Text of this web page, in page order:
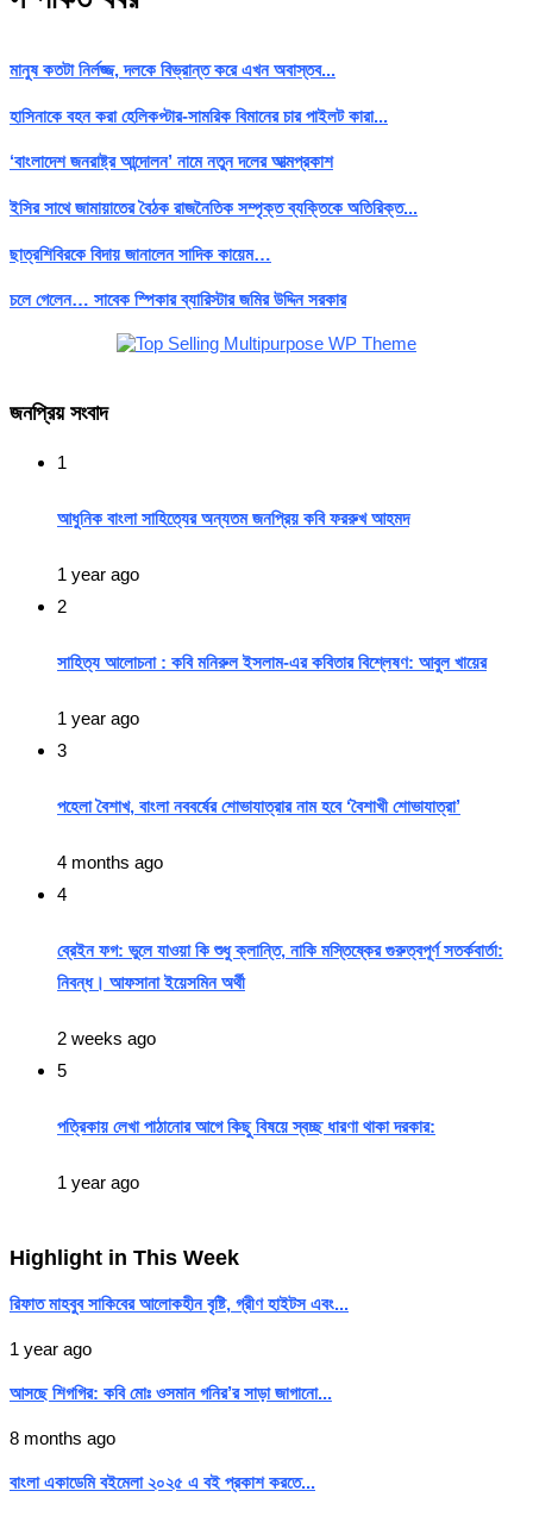
মানুষ কতটা নির্লজ্জ, দলকে বিভ্রান্ত করে এখন অবাস্তব...
হাসিনাকে বহন করা হেলিকপ্টার-সামরিক বিমানের চার পাইলট কারা...
‘বাংলাদেশ জনরাষ্ট্র আন্দোলন’ নামে নতুন দলের আত্মপ্রকাশ
ইসির সাথে জামায়াতের বৈঠক রাজনৈতিক সম্পৃক্ত ব্যক্তিকে অতিরিক্ত...
ছাত্রশিবিরকে বিদায় জানালেন সাদিক কায়েম…
চলে গেলেন… সাবেক স্পিকার ব্যারিস্টার জমির উদ্দিন সরকার
জনপ্রিয় সংবাদ
1
আধুনিক বাংলা সাহিত্যের অন্যতম জনপ্রিয় কবি ফররুখ আহমদ
1 year ago
2
সাহিত্য আলোচনা : কবি মনিরুল ইসলাম-এর কবিতার বিশ্লেষণ: আবুল খায়ের
1 year ago
3
পহেলা বৈশাখ, বাংলা নববর্ষের শোভাযাত্রার নাম হবে ‘বৈশাখী শোভাযাত্রা’
4 months ago
4
ব্রেইন ফগ: ভুলে যাওয়া কি শুধু ক্লান্তি, নাকি মস্তিষ্কের গুরুত্বপূর্ণ সতর্কবার্তা:
নিবন্ধ। আফসানা ইয়েসমিন অর্থী
2 weeks ago
5
পত্রিকায় লেখা পাঠানোর আগে কিছু বিষয়ে স্বচ্ছ ধারণা থাকা দরকার:
1 year ago
Highlight in This Week
রিফাত মাহবুব সাকিবের আলোকহীন বৃষ্টি, গ্রীণ হাইটস এবং...
1 year ago
আসছে শিগগির: কবি মোঃ ওসমান গনির’র সাড়া জাগানো...
8 months ago
বাংলা একাডেমি বইমেলা ২০২৫ এ বই প্রকাশ করতে...